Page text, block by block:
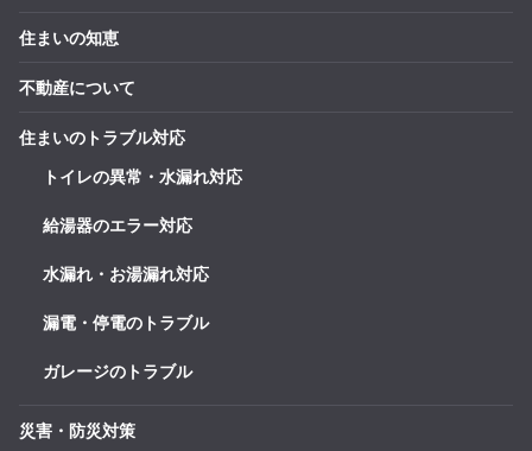
住まいの知恵
不動産について
住まいのトラブル対応
トイレの異常・水漏れ対応
給湯器のエラー対応
水漏れ・お湯漏れ対応
漏電・停電のトラブル
ガレージのトラブル
災害・防災対策